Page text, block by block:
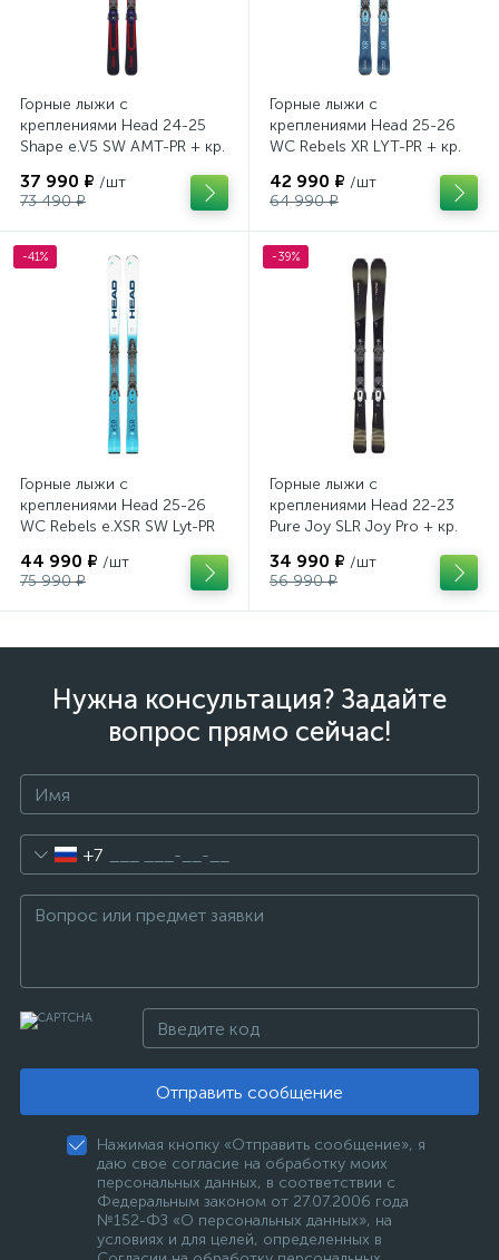
Горные лыжи с
креплениями Head 24-25
Shape e.V5 SW AMT-PR + кр.
37 990 ₽ /шт
73 490 ₽
Горные лыжи с
креплениями Head 25-26
WC Rebels XR LYT-PR + кр.
42 990 ₽ /шт
64 990 ₽
-41%
Горные лыжи с
креплениями Head 25-26
WC Rebels e.XSR SW Lyt-PR
(100943)
44 990 ₽ /шт
75 990 ₽
-39%
Горные лыжи с
креплениями Head 22-23
Pure Joy SLR Joy Pro + кр.
(100953)
34 990 ₽ /шт
56 990 ₽
Нужна консультация? Задайте
вопрос прямо сейчас!
+7
Отправить сообщение
Нажимая кнопку «Отправить сообщение», я
даю свое согласие на обработку моих
персональных данных, в соответствии с
Федеральным законом от 27.07.2006 года
№152-ФЗ «О персональных данных», на
условиях и для целей, определенных в